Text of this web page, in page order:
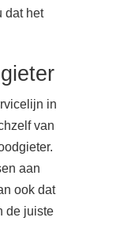
dat het
in
van
aan
ook dat
de juiste